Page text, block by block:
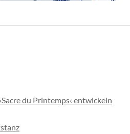
du Printemps‹ entwickeln